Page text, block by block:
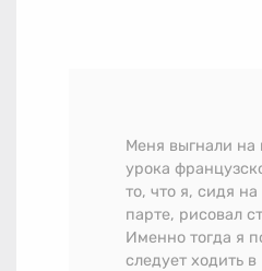
Меня выгнали на
урока
то, что я, сидя
парте, рисовал
Именно тогда я
следует ходить в